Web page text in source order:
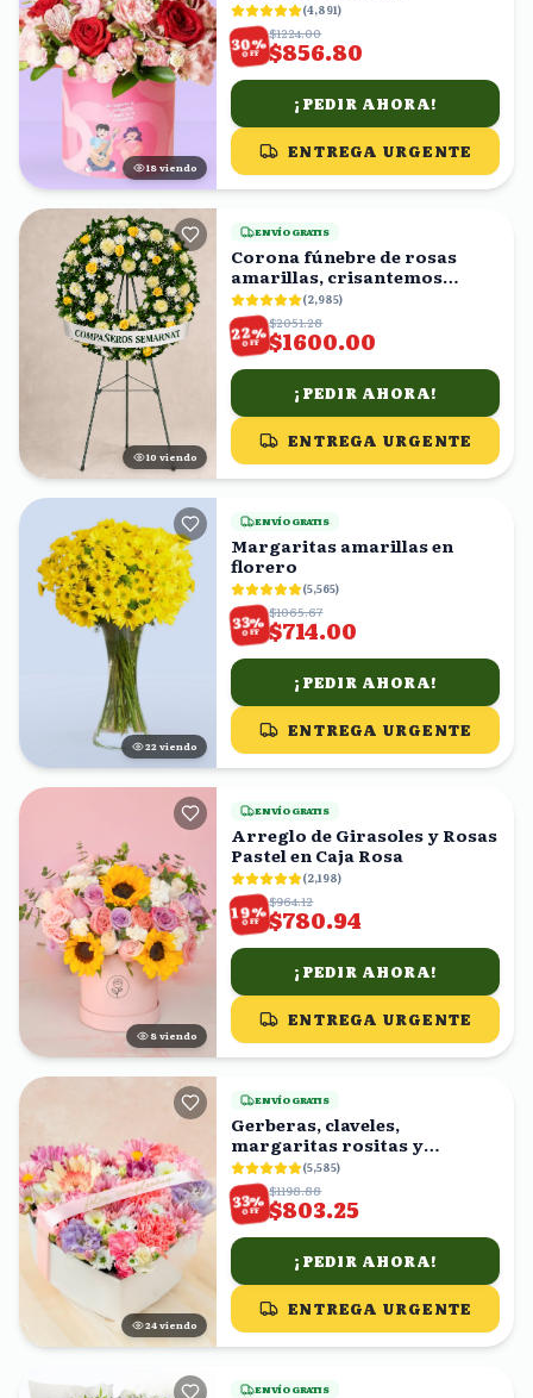
19 viendo
(4,891)
30%
OFF
$1224.00
$856.80
¡PEDIR AHORA!
ENTREGA URGENTE
11 viendo
ENVÍO GRATIS
Corona fúnebre de rosas
amarillas, crisantemos
blancos y follaje
(2,985)
22%
OFF
$2051.28
$1600.00
¡PEDIR AHORA!
ENTREGA URGENTE
22 viendo
ENVÍO GRATIS
Margaritas amarillas en
florero
(5,565)
33%
OFF
$1065.67
$714.00
¡PEDIR AHORA!
ENTREGA URGENTE
8 viendo
ENVÍO GRATIS
Arreglo de Girasoles y Rosas
Pastel en Caja Rosa
(2,198)
19%
OFF
$964.12
$780.94
¡PEDIR AHORA!
ENTREGA URGENTE
24 viendo
ENVÍO GRATIS
Gerberas, claveles,
margaritas rositas y
margaritas blancas en caja
forma corazón
(5,585)
33%
OFF
$1198.88
$803.25
¡PEDIR AHORA!
ENTREGA URGENTE
ENVÍO GRATIS